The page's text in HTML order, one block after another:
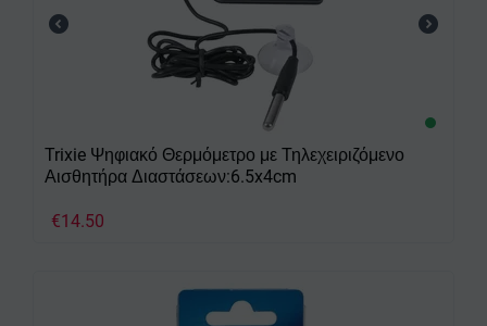
Trixie Ψηφιακό Θερμόμετρο με Τηλεχειριζόμενο
Αισθητήρα Διαστάσεων:6.5x4cm
€14.50